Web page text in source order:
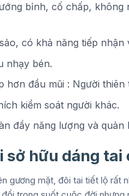
bỉnh, cố chấp,
có khả năng tiếp
nhạy bén.
hơn đầu mũi : Người thiên
kiểm soát người khác.
đầy năng lượng và quản
sở hữu dáng tai
gương mặt, đôi tai tiết lộ